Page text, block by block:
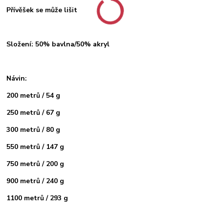
Přívěšek se může lišit
Složení: 50% bavlna/50% akryl
Návin:
200 metrů / 54 g
250 metrů / 67 g
300 metrů / 80 g
550 metrů / 147 g
750 metrů / 200 g
900 metrů / 240 g
1100 metrů / 293 g